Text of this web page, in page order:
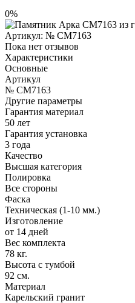
0%
Артикул: № CM7163
Пока нет отзывов
Характеристики
Основные
Артикул
№ CM7163
Другие параметры
Гарантия материал
50 лет
Гарантия установка
3 года
Качество
Высшая категория
Полировка
Все стороны
Фаска
Техническая (1-10 мм.)
Изготовление
от 14 дней
Вес комплекта
78 кг.
Высота с тумбой
92 см.
Материал
Карельский гранит